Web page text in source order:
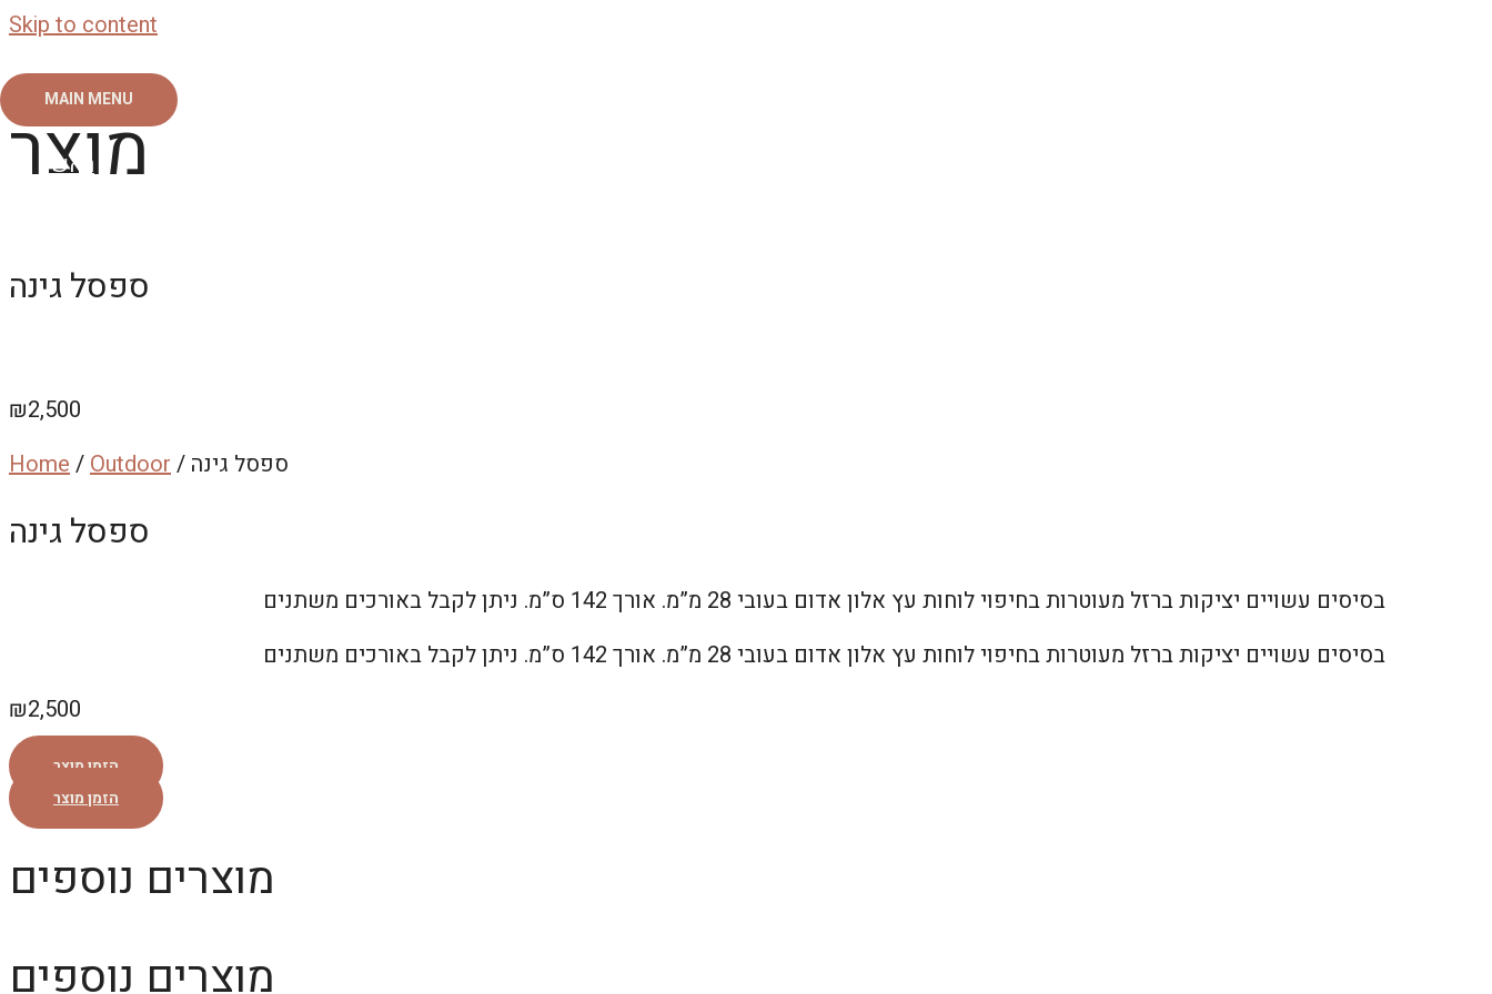
Skip to content
MAIN MENU
ראשי
מוצר
ספסל גינה
₪2,500
Home/Outdoor / ספסל גינה
ספסל גינה
בסיסים עשויים יציקות ברזל מעוטרות בחיפוי לוחות עץ אלון אדום בעובי 28 מ”מ. אורך 142 ס”מ. ניתן לקבל באורכים משתנים
בסיסים עשויים יציקות ברזל מעוטרות בחיפוי לוחות עץ אלון אדום בעובי 28 מ”מ. אורך 142 ס”מ. ניתן לקבל באורכים משתנים
₪2,500
הזמן מוצר
הזמן מוצר
מוצרים נוספים
מוצרים נוספים